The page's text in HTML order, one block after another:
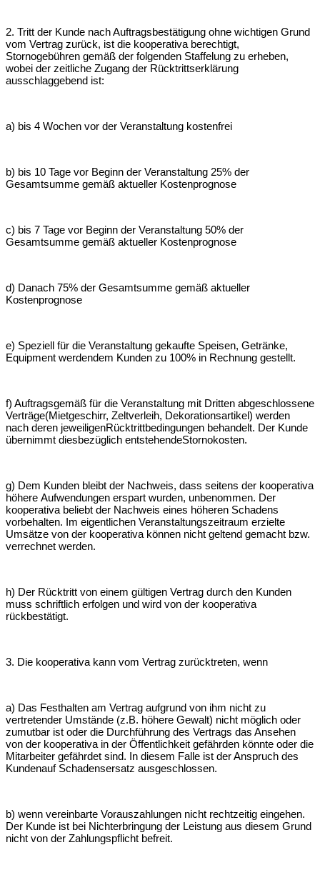
2. Tritt der Kunde nach Auftragsbestätigung ohne wichtigen Grund
vom Vertrag zurück, ist die kooperativa berechtigt,
Stornogebühren gemäß der folgenden Staffelung zu erheben,
wobei der zeitliche Zugang der Rücktrittserklärung
ausschlaggebend ist:
a) bis 4 Wochen vor der Veranstaltung kostenfrei
b) bis 10 Tage vor Beginn der Veranstaltung 25% der
Gesamtsumme gemäß aktueller Kostenprognose
c) bis 7 Tage vor Beginn der Veranstaltung 50% der
Gesamtsumme gemäß aktueller Kostenprognose
d) Danach 75% der Gesamtsumme gemäß aktueller
Kostenprognose
e) Speziell für die Veranstaltung gekaufte Speisen, Getränke,
Equipment werdendem Kunden zu 100% in Rechnung gestellt.
f) Auftragsgemäß für die Veranstaltung mit Dritten abgeschlossene
Verträge(Mietgeschirr, Zeltverleih, Dekorationsartikel) werden
nach deren jeweiligenRücktrittbedingungen behandelt. Der Kunde
übernimmt diesbezüglich entstehendeStornokosten.
g) Dem Kunden bleibt der Nachweis, dass seitens der kooperativa
höhere Aufwendungen erspart wurden, unbenommen. Der
kooperativa beliebt der Nachweis eines höheren Schadens
vorbehalten. Im eigentlichen Veranstaltungszeitraum erzielte
Umsätze von der kooperativa können nicht geltend gemacht bzw.
verrechnet werden.
h) Der Rücktritt von einem gültigen Vertrag durch den Kunden
muss schriftlich erfolgen und wird von der kooperativa
rückbestätigt.
3. Die kooperativa kann vom Vertrag zurücktreten, wenn
a) Das Festhalten am Vertrag aufgrund von ihm nicht zu
vertretender Umstände (z.B. höhere Gewalt) nicht möglich oder
zumutbar ist oder die Durchführung des Vertrags das Ansehen
von der kooperativa in der Öffentlichkeit gefährden könnte oder die
Mitarbeiter gefährdet sind. In diesem Falle ist der Anspruch des
Kundenauf Schadensersatz ausgeschlossen.
b) wenn vereinbarte Vorauszahlungen nicht rechtzeitig eingehen.
Der Kunde ist bei Nichterbringung der Leistung aus diesem Grund
nicht von der Zahlungspflicht befreit.